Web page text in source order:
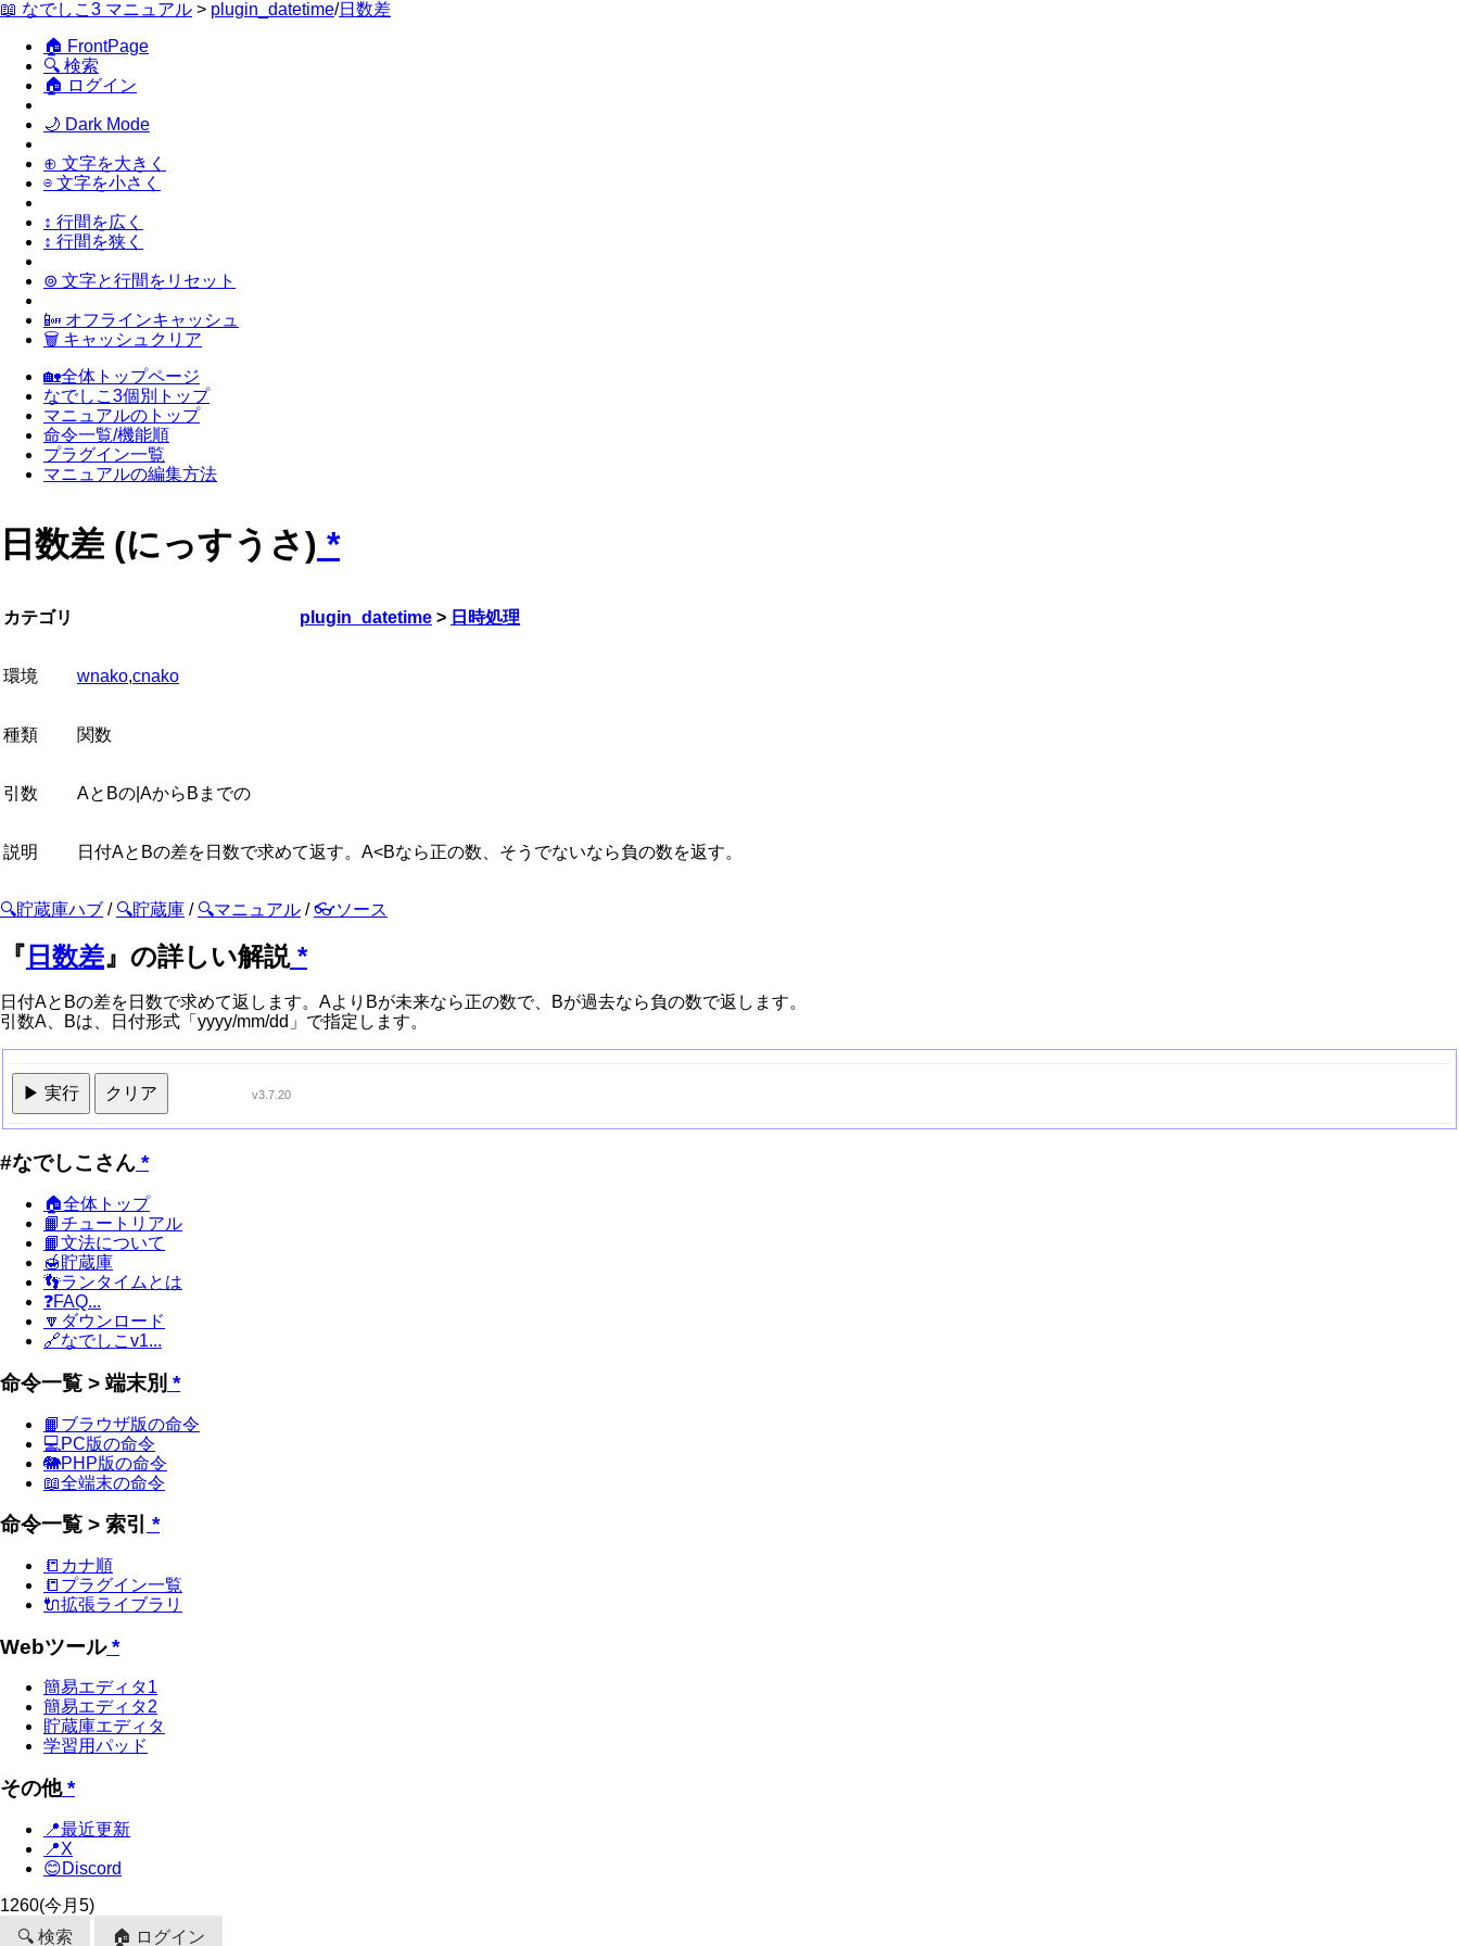
📖 なでしこ3 マニュアル > plugin_datetime/日数差
🏠 FrontPage
🔍 検索
🏠 ログイン
🌙 Dark Mode
⊕ 文字を大きく
⊖ 文字を小さく
↕ 行間を広く
↕ 行間を狭く
⊚ 文字と行間をリセット
📴 オフラインキャッシュ
🗑 キャッシュクリア
🏡全体トップページ
なでしこ3個別トップ
マニュアルのトップ
命令一覧/機能順
プラグイン一覧
マニュアルの編集方法
日数差 (にっすうさ) *
カテゴリ plugin_datetime > 日時処理
環境 wnako,cnako
種類 関数
引数 AとBの|AからBまでの
説明 日付AとBの差を日数で求めて返す。A<Bなら正の数、そうでないなら負の数を返す。
🔍貯蔵庫ハブ / 🔍貯蔵庫 / 🔍マニュアル /👓ソース
『 日数差』の詳しい解説*
日付AとBの差を日数で求めて返します。AよりBが未来なら正の数で、Bが過去なら負の数で返します。
引数A、Bは、日付形式「yyyy/mm/dd」で指定します。
▶ 実行 クリア v3.7.20
#なでしこさん *
🏠全体トップ
📙チュートリアル
📙文法について
🍯貯蔵庫
👣ランタイムとは
❓FAQ...
🔽ダウンロード
🔗なでしこv1...
命令一覧 > 端末別 *
📙ブラウザ版の命令
💻PC版の命令
🐘PHP版の命令
📖全端末の命令
命令一覧 > 索引 *
📒カナ順
📒プラグイン一覧
🔌拡張ライブラリ
Webツール*
簡易エディタ1
簡易エディタ2
貯蔵庫エディタ
学習用パッド
その他*
📍最近更新
📍X
😊Discord
1260(今月5)
🔍 検索
🏠 ログイン